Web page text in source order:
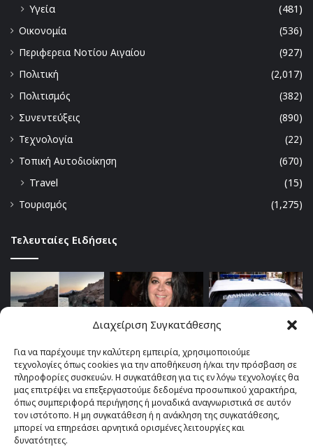
Διαχείριση Συγκατάθεσης
Για να παρέχουμε την καλύτερη εμπειρία, χρησιμοποιούμε
τεχνολογίες όπως cookies για την αποθήκευση ή/και την πρόσβαση σε
πληροφορίες συσκευών. Η συγκατάθεση για τις εν λόγω τεχνολογίες θα
μας επιτρέψει να επεξεργαστούμε δεδομένα προσωπικού χαρακτήρα,
όπως συμπεριφορά περιήγησης ή μοναδικά αναγνωριστικά σε αυτόν
τον ιστότοπο. Η μη συγκατάθεση ή η ανάκληση της συγκατάθεσης,
μπορεί να επηρεάσει αρνητικά ορισμένες λειτουργίες και
δυνατότητες.
Υγεία
(481)
Οικονομία
(536)
Περιφερεια Νοτίου Αιγαίου
(927)
Πολιτική
(2,017)
Πολιτισμός
(382)
Συνεντεύξεις
(890)
Τεχνολογία
(22)
Τοπική Αυτοδιοίκηση
(670)
Travel
(15)
Τουρισμός
(1,275)
Τελευταίες Ειδήσεις